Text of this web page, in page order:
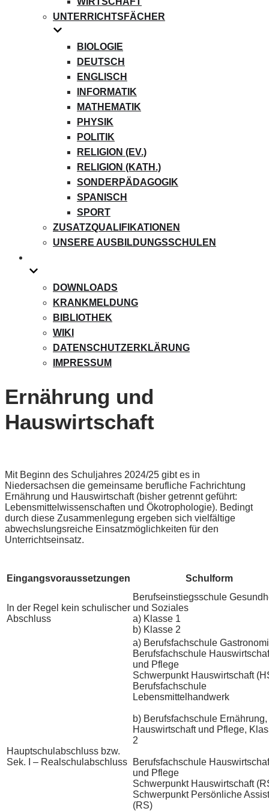
UNTERRICHTSFÄCHER
BIOLOGIE
DEUTSCH
ENGLISCH
INFORMATIK
MATHEMATIK
PHYSIK
POLITIK
RELIGION (EV.)
RELIGION (KATH.)
SONDERPÄDAGOGIK
SPANISCH
SPORT
ZUSATZQUALIFIKATIONEN
UNSERE AUSBILDUNGSSCHULEN
DOWNLOADS
KRANKMELDUNG
BIBLIOTHEK
WIKI
DATENSCHUTZERKLÄRUNG
IMPRESSUM
Ernährung und
Hauswirtschaft
Mit Beginn des Schuljahres 2024/25 gibt es in
Niedersachsen die gemeinsame berufliche Fachrichtung
Ernährung und Hauswirtschaft (bisher getrennt geführt:
Lebensmittelwissenschaften und Ökotrophologie). Bedingt
durch diese Zusammenlegung ergeben sich vielfältige
abwechslungsreiche Einsatzmöglichkeiten für den
Unterrichtseinsatz.
Eingangsvoraussetzungen Schulform
In der Regel kein schulischer
Abschluss
Berufseinstiegsschule
und Soziales
a) Klasse 1
b) Klasse 2
Hauptschulabschluss bzw.
Sek. I – Realschulabschluss
a) Berufsfachschule
Berufsfachschule
und Pflege
Schwerpunkt Hauswirtschaft
Berufsfachschule
Lebensmittelhandwerk
b) Berufsfachschule Ernährung,
Hauswirtschaft und Pflege,
2
Berufsfachschule
und Pflege
Schwerpunkt Hauswirtschaft
Schwerpunkt Persönliche
(RS)